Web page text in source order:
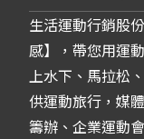
生活運動行銷股
感】，帶您用運
上水下、馬拉松
供運動旅行，媒
籌辦、企業運動